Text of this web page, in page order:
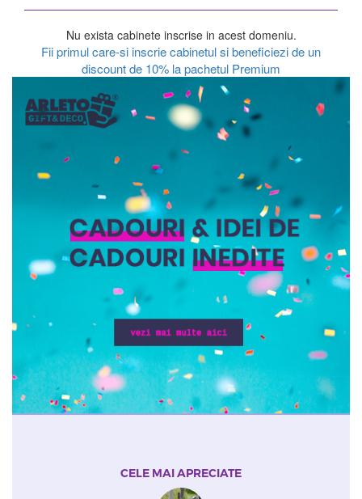
Nu exista cabinete inscrise in acest domeniu.
Fii primul care-si inscrie cabinetul si beneficiezi de un
discount de 10% la pachetul Premium
CELE MAI APRECIATE